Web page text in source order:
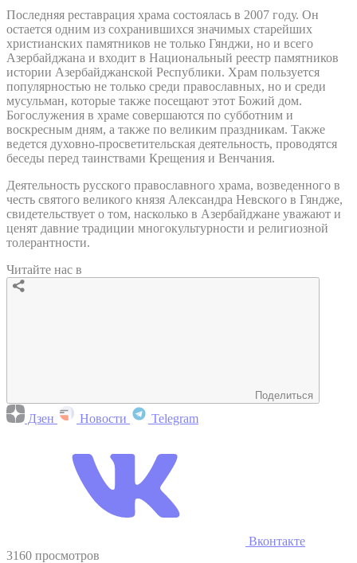
Последняя реставрация храма состоялась в 2007 году. Он
остается одним из сохранившихся значимых старейших
христианских памятников не только Гянджи, но и всего
Азербайджана и входит в Национальный реестр памятников
истории Азербайджанской Республики. Храм пользуется
популярностью не только среди православных, но и среди
мусульман, которые также посещают этот Божий дом.
Богослужения в храме совершаются по субботним и
воскресным дням, а также по великим праздникам. Также
ведется духовно-просветительская деятельность, проводятся
беседы перед таинствами Крещения и Венчания.
Деятельность русского православного храма, возведенного в
честь святого великого князя Александра Невского в Гяндже,
свидетельствует о том, насколько в Азербайджане уважают и
ценят давние традиции многокультурности и религиозной
толерантности.
Читайте нас в
Поделиться
Дзен Новости Telegram
Вконтакте
3160 просмотров